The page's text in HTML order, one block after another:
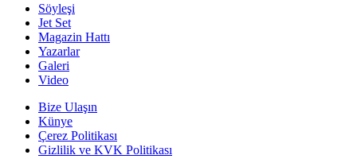
Söyleşi
Jet Set
Magazin Hattı
Yazarlar
Galeri
Video
Bize Ulaşın
Künye
Çerez Politikası
Gizlilik ve KVK Politikası